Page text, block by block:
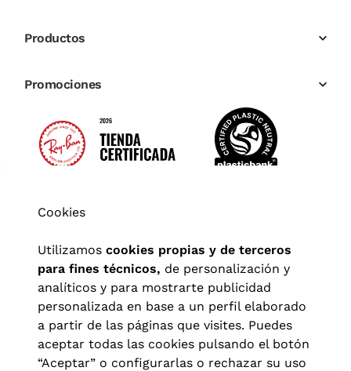
Productos
Promociones
Cookies
Utilizamos cookies propias y de terceros
para fines técnicos, de personalización y
analíticos y para mostrarte publicidad
personalizada en base a un perfil elaborado
a partir de las páginas que visites. Puedes
aceptar todas las cookies pulsando el botón
“Aceptar” o configurarlas o rechazar su uso